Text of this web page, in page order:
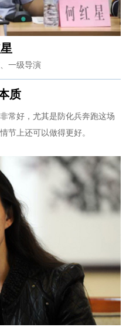
一级导演
质
常好，尤其是防化兵奔跑这场
节上还可以做得更好。